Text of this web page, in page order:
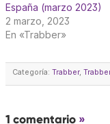
España (marzo 2023)
2 marzo, 2023
En «Trabber»
Categoría: Trabber,
1 comentario »